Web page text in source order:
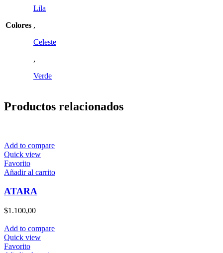
Colores
Lila
,
Celeste
,
Verde
Productos relacionados
Add to compare
Quick view
Favorito
Añadir al carrito
ATARA
$1.100,00
Add to compare
Quick view
Favorito